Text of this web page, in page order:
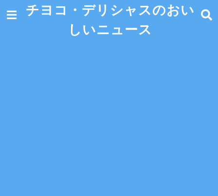
チヨコ・デリシャスのおい
しいニュース